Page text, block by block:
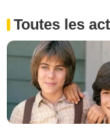
Toutes les